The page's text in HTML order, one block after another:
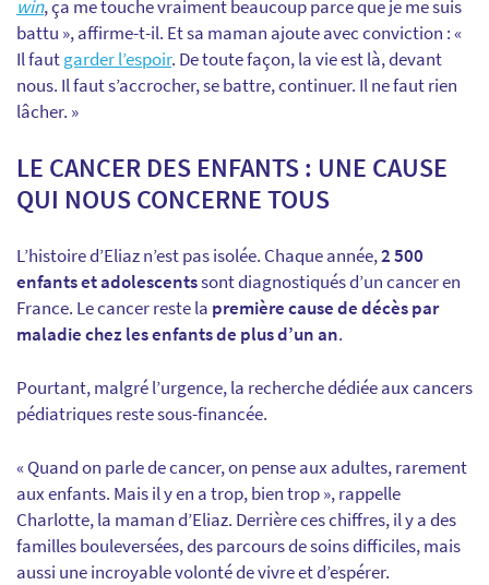
win, ça me touche vraiment beaucoup parce que je me suis
battu », affirme-t-il. Et sa maman ajoute avec conviction : «
Il fautgarder l’espoir. De toute façon, la vie est là, devant
nous. Il faut s’accrocher, se battre, continuer. Il ne faut rien
lâcher. »
LE CANCER DES ENFANTS : UNE CAUSE
QUI NOUS CONCERNE TOUS
L’histoire d’Eliaz n’est pas isolée. Chaque année,2 500
enfants et adolescentssont diagnostiqués d’un cancer en
France. Le cancer reste la première cause de décès par
maladie chez les enfants de plus d’un an.
Pourtant, malgré l’urgence, la recherche dédiée aux cancers
pédiatriques reste sous-financée.
« Quand on parle de cancer, on pense aux adultes, rarement
aux enfants. Mais il y en a trop, bien trop », rappelle
Charlotte, la maman d’Eliaz. Derrière ces chiffres, il y a des
familles bouleversées, des parcours de soins difficiles, mais
aussi une incroyable volonté de vivre et d’espérer.